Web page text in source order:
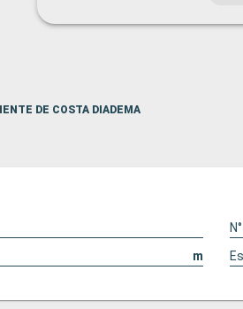
DE COSTA DIADEMA
m